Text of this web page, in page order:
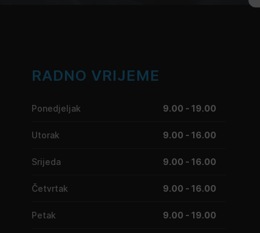
RADNO VRIJEME
Ponedjeljak 9.00 - 19.00
Utorak 9.00 - 16.00
Srijeda 9.00 - 16.00
Četvrtak 9.00 - 16.00
Petak 9.00 - 19.00